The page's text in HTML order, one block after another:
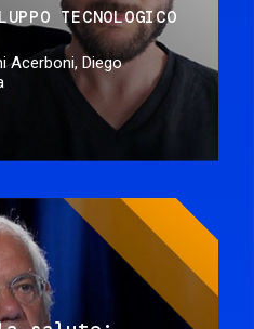
TECNOLOGICO
Acerboni, Diego